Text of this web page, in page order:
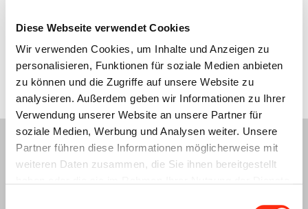
Diese Webseite verwendet Cookies
Wir verwenden Cookies, um Inhalte und Anzeigen zu
personalisieren, Funktionen für soziale Medien anbieten
zu können und die Zugriffe auf unsere Website zu
analysieren. Außerdem geben wir Informationen zu Ihrer
Verwendung unserer Website an unsere Partner für
soziale Medien, Werbung und Analysen weiter. Unsere
Partner führen diese Informationen möglicherweise mit
weiteren Daten zusammen, die Sie ihnen bereitgestellt
ausgefallen. 2021 wurde das Alternativ-Projekt BIT online
geboren.
Weiterlesen
NEWS-ARCHIV